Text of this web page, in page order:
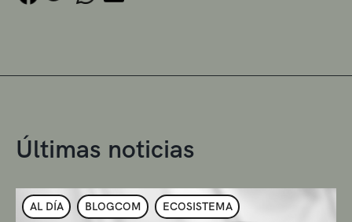
Últimas noticias
AL DÍA BLOGCOM ECOSISTEMA